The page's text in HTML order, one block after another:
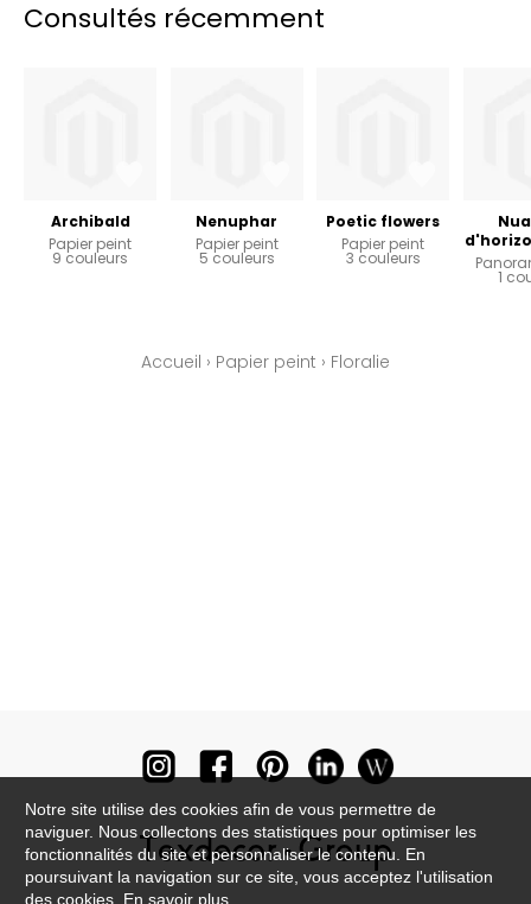
Consultés récemment
Archibald
Papier peint
9 couleurs
Nenuphar
Papier peint
5 couleurs
Poetic flowers
Papier peint
3 couleurs
1
Accueil › Papier peint › Floralie
Notre site utilise des cookies afin de vous permettre de
naviguer. Nous collectons des statistiques pour optimiser les
fonctionnalités du site et personnaliser le contenu. En
poursuivant la navigation sur ce site, vous acceptez l'utilisation
des cookies. En savoir plus